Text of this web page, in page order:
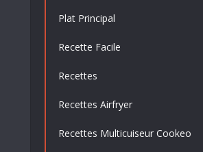
Plat Principal
Recette Facile
Recettes
Recettes Airfryer
Recettes Multicuiseur Cookeo